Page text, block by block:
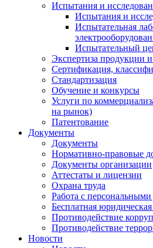
Испытания и
Испытания и
Испытательная
Испытательный
Экспертиза продукции
Сертификация,
Стандартизация
Обучение и конкурсы
Услуги по
на рынок)
Патентование
Документы
Документы
Нормативно-правовые
Документы организации
Аттестаты и лицензии
Охрана труда
Работа с
Бесплатная
Противодействие
Противодействие
Новости